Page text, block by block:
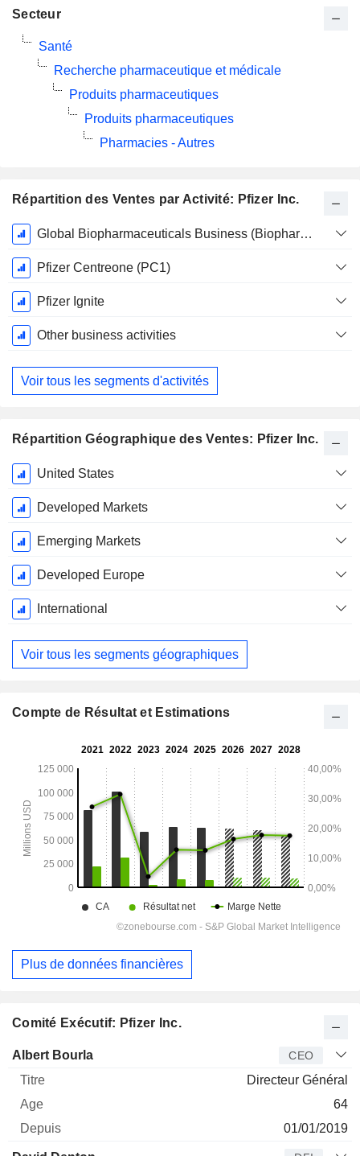
Répartition des Ventes par Activité: Pfizer Inc.
Période
Fiscale:
Décembre
Global Biopharmaceuticals Business (Biopharma)
Pfizer Centreone (PC1)
Pfizer Ignite
Other business activities
Voir tous les segments d'activités
Répartition Géographique des Ventes: Pfizer Inc.
Période
Fiscale:
Décembre
United States
Developed Markets
Emerging Markets
Developed Europe
International
Voir tous les segments géographiques
Comité Exécutif: Pfizer Inc.
Dirigeant Titre
Albert Bourla CEO
Directeur Général
64
01/01/2019
Secteur
Santé
Recherche pharmaceutique et médicale
Produits pharmaceutiques
Produits pharmaceutiques
Pharmacies - Autres
Compte de Résultat et Estimations
Plus de données financières